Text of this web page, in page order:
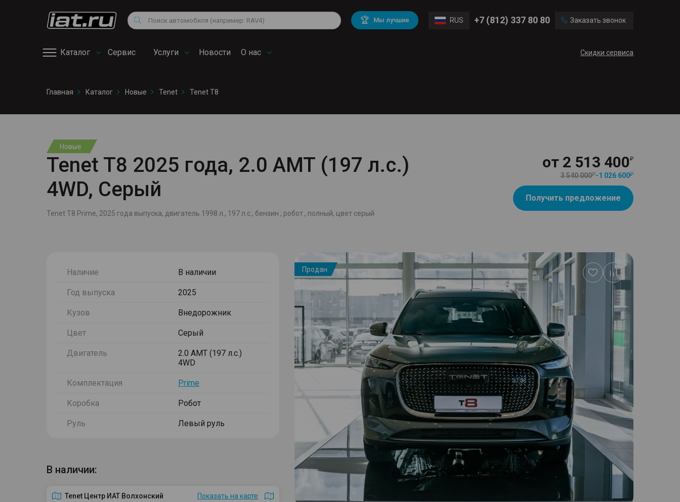
Поиск 🏆 Мы лучшие RUS +7 (812) 337 80 80 Заказать звонок
Каталог Сервис
сервис
Услуги Новости О нас Скидки сервиса
Снегоходы
Квадроциклы
Volkswagen
Mitsubishi BMW
Audi
Chevrolet Mercedes Benz
Главная Каталог Новые Tenet Tenet T8
Новые
Tenet T8 2025 года, 2.0 AMT (197 л.с.)
4WD, Серый
Tenet T8 Prime, 2025 года выпуска, двигатель 1998 л., 197 л.с., бензин , робот , полный, цвет серый
от 2 513 400
3 540 000 -1 026 600
Получить предложение
Наличие В наличии
Год выпуска 2025
Кузов Внедорожник
Цвет Серый
Двигатель
2.0 AMT (197 л.с.)
4WD
Комплектация Prime
Коробка Робот
Руль Левый руль
В наличии:
Tenet Центр ИАТ Волхонский
Показать на карте
Продан
Добавить
в
избранное